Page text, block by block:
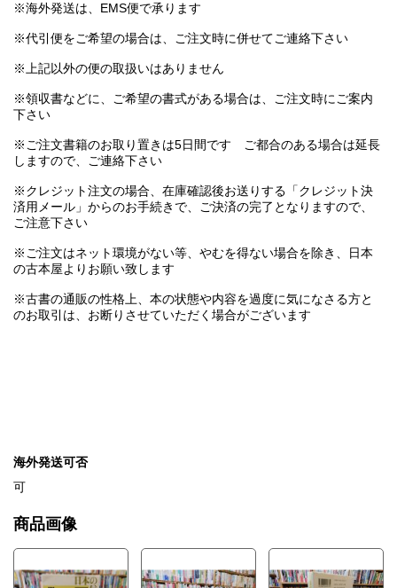
※海外発送は、EMS便で承ります
※代引便をご希望の場合は、ご注文時に併せてご連絡下さい
※上記以外の便の取扱いはありません
※領収書などに、ご希望の書式がある場合は、ご注文時にご案内
下さい
※ご注文書籍のお取り置きは5日間です ご都合のある場合は延長
しますので、ご連絡下さい
※クレジット注文の場合、在庫確認後お送りする「クレジット決
済用メール」からのお手続きで、ご決済の完了となりますので、
ご注意下さい
※ご注文はネット環境がない等、やむを得ない場合を除き、日本
の古本屋よりお願い致します
※古書の通販の性格上、本の状態や内容を過度に気になさる方と
のお取引は、お断りさせていただく場合がございます
海外発送可否
可
商品画像